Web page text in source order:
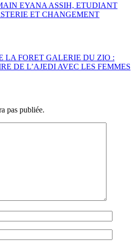
EYANA ASSIH, ETUDIANT
ET CHANGEMENT
LA FORET GALERIE DU ZIO :
DE L’AJEDI AVEC LES FEMMES
pas publiée.